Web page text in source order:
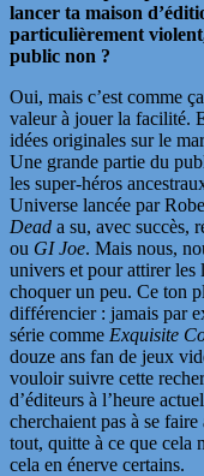
lancer ta maison
particulièrement
public non ?
Oui, mais c’est comme
valeur à jouer la facilité.
idées originales sur le
Une grande partie du
les super-héros
Universe lancée par
Dead a su, avec succès,
ou GI Joe. Mais nous,
univers et pour attirer les
choquer un peu. Ce ton
différencier : jamais par
série comme Exquisite
douze ans fan de jeux
vouloir suivre cette
d’éditeurs à l’heure
cherchaient pas à se
tout, quitte à ce que cela
cela en énerve certains.